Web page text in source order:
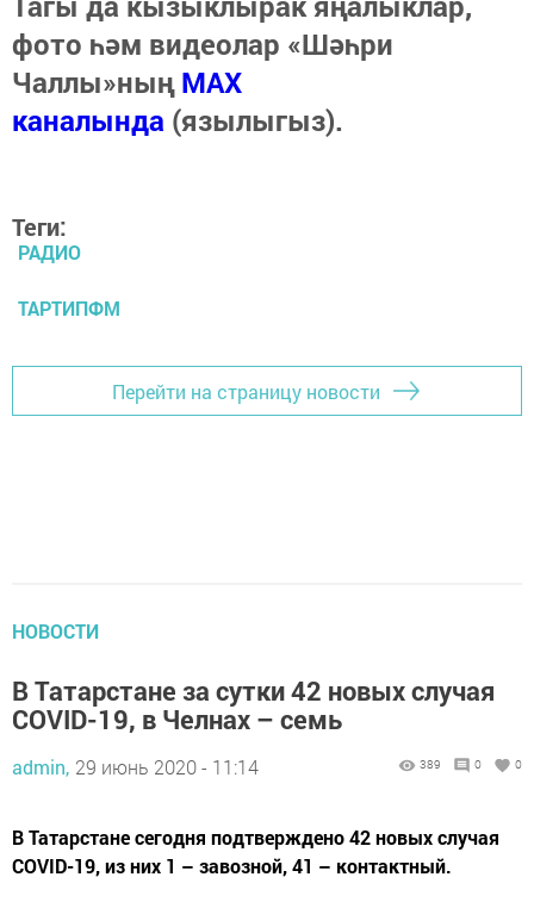
фото һәм видеолар «Шәһри
Чаллы»ныңMAX
каналында (язылыгыз).
Теги:
РАДИО
ТАРТИПФМ
Перейти на страницу новости
НОВОСТИ
В Татарстане за сутки 42 новых случая
COVID-19, в Челнах – семь
admin, 29 июнь 2020 - 11:14 389 0 0
В Татарстане сегодня подтверждено 42 новых случая
COVID-19, из них 1 – завозной, 41 – контактный.